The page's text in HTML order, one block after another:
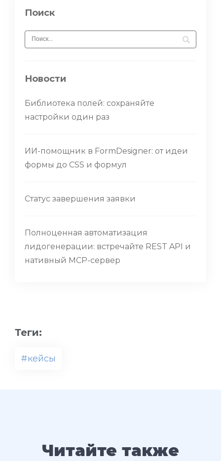
Поиск
Новости
Библиотека полей: сохраняйте
настройки один раз
ИИ-помощник в FormDesigner: от идеи
формы до CSS и формул
Статус завершения заявки
Полноценная автоматизация
лидогенерации: встречайте REST API и
нативный MCP-сервер
Теги:
#кейсы
Читайте также